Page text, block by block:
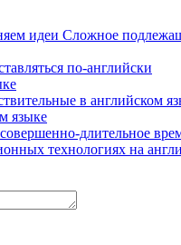
идеи Сложное
по-английски
в английском
языке
длительное
технологиях на